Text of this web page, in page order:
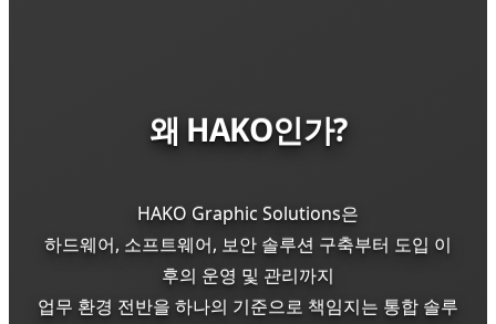
왜 HAKO인가?
HAKO Graphic Solutions은
하드웨어, 소프트웨어, 보안 솔루션 구축부터 도입 이
후의 운영 및 관리까지
업무 환경 전반을 하나의 기준으로 책임지는 통합 솔루